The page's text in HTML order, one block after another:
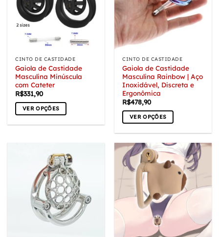
podem
ser
escolhidas
do
produto
podem
ser
escolhidas
na
página
produto
CINTO DE CASTIDADE
Gaiola de Castidade
Masculina Minúscula
com Cateter
R$331,90
VER OPÇÕES
variantes.
opções
podem
escolhidas
CINTO DE CASTIDADE
Gaiola de Castidade
Masculina Rainbow | Aço
Inoxidável, Discreta e
Ergonômica
R$478,90
VER OPÇÕES
tem
várias
variantes.
opções
podem
escolhidas